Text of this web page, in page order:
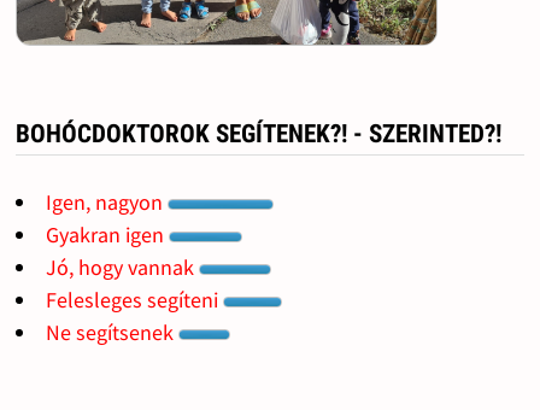
BOHÓCDOKTOROK SEGÍTENEK?! - SZERINTED?!
Igen, nagyon
Gyakran igen
Jó, hogy vannak
Felesleges segíteni
Ne segítsenek